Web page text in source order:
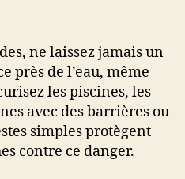
ne laissez jamais un
près de l’eau, même
les piscines, les
avec des barrières ou
simples protègent
contre ce danger.